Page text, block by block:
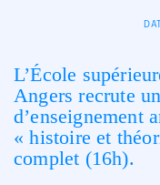
L’École
Angers recrute
d’enseignement
« histoire et
complet (16h).